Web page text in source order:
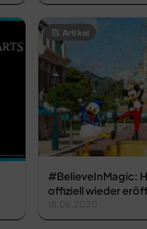
Artikel
#BelieveInMagic:
offiziell wieder
18.06.2020